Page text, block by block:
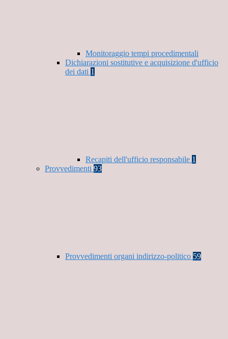
Monitoraggio tempi procedimentali
Dichiarazioni sostitutive e acquisizione d'ufficio
dei dati 1
Recapiti dell'ufficio responsabile 1
Provvedimenti 93
Provvedimenti organi indirizzo-politico 59